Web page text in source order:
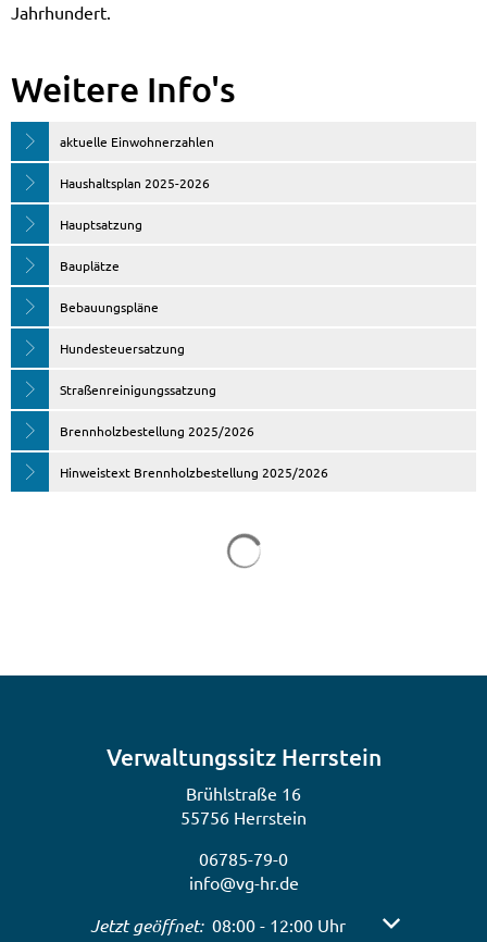
Jahrhundert.
Weitere Info's
aktuelle Einwohnerzahlen
Haushaltsplan 2025-2026
Hauptsatzung
Bauplätze
Bebauungspläne
Hundesteuersatzung
Straßenreinigungssatzung
Brennholzbestellung 2025/2026
Hinweistext Brennholzbestellung 2025/2026
Verwaltungssitz Herrstein
Brühlstraße 16
55756 Herrstein
06785-79-0
info@vg-hr.de
Klicken, um weitere Öffnungs- oder Schließzeiten
Jetzt geöffnet: 08:00 - 12:00 Uhr Von 08:00